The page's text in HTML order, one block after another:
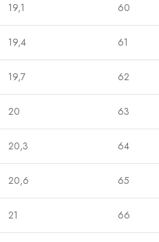
19,1 60
19,4 61
19,7 62
20 63
20,3 64
20,6 65
21 66